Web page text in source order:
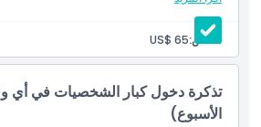
ساعات العمل
ما يجب معرفته
دخول مرن خلال أيام الأسبوع
مزايا الوصول لكبار الشخصيات
ازدحام أقل
شخص:US$ 65
تذكرة دخول كبار الشخصيات في أي
الأسبوع)